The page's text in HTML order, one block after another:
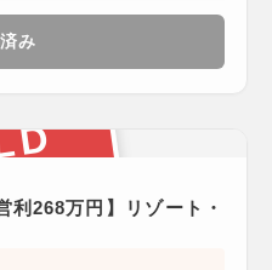
み
利268万円】リゾート・